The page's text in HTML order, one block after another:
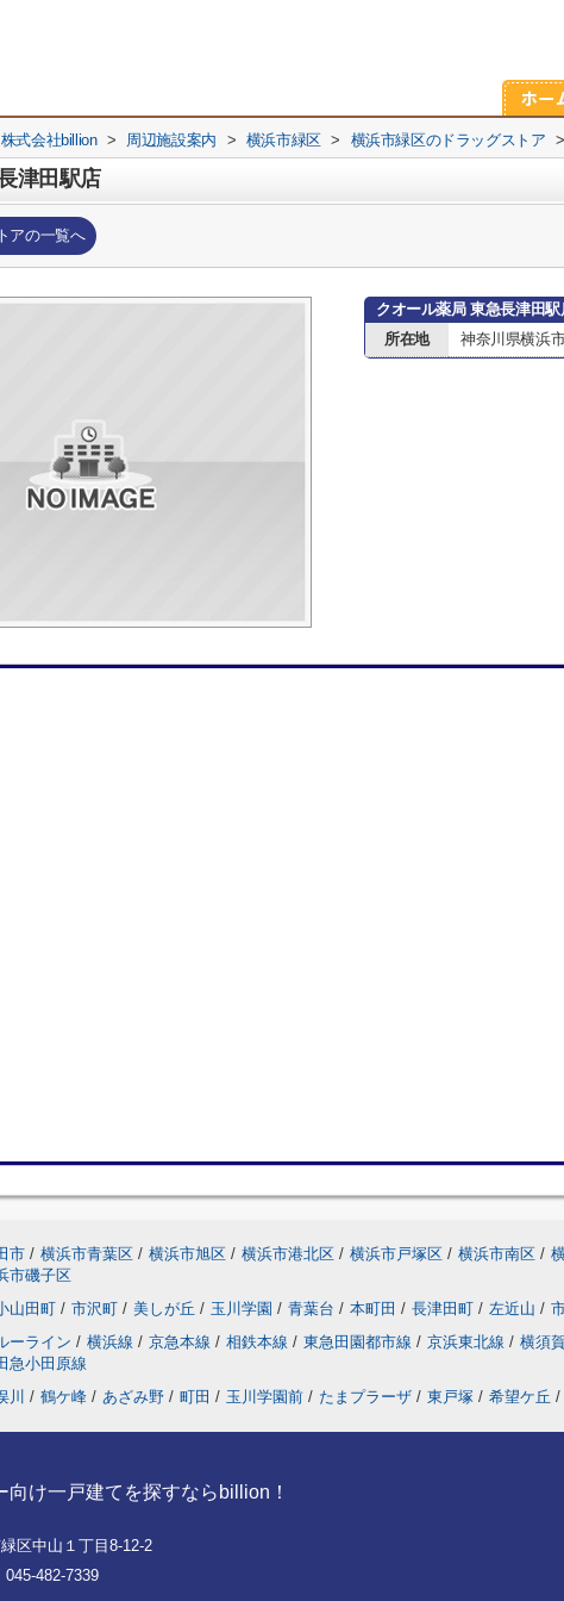
式会社billion > 周辺施設案内 > 横浜市緑区 > 横浜市緑区のドラッグストア >
津田駅店
アの一覧へ
クオール薬局 東急長津田
所在地
神奈川県横浜
市 / 横浜市青葉区 / 横浜市旭区 / 横浜市港北区 / 横浜市戸塚区 / 横浜市南区 /
市磯子区
山田町 / 市沢町 / 美しが丘 / 玉川学園 / 青葉台 / 本町田 / 長津田町 / 左近山 /
ーライン / 横浜線 / 京急本線 / 相鉄本線 / 東急田園都市線 / 京浜東北線 / 横須
急小田原線
川 / 鶴ケ峰 / あざみ野 / 町田 / 玉川学園前 / たまプラーザ / 東戸塚 / 希望ケ丘 /
け一戸建てを探すならbillion！
区中山１丁目8-12-2
482-7339